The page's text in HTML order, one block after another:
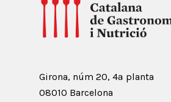
Girona, núm 20, 4ª planta
08010 Barcelona